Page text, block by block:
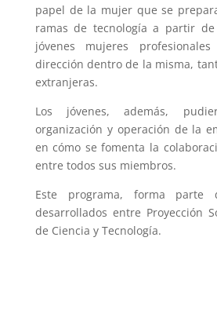
papel de la mujer que se
ramas de tecnología a partir
jóvenes mujeres
dirección dentro de la misma,
extranjeras.
Los jóvenes, además,
organización y operación de la
en cómo se fomenta la
entre todos sus miembros.
Este programa, forma parte
desarrollados entre Proyección
de Ciencia y Tecnología.